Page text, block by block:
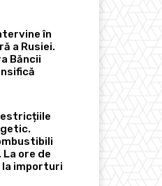
în
a Rusiei.
Băncii
ore de
la importuri